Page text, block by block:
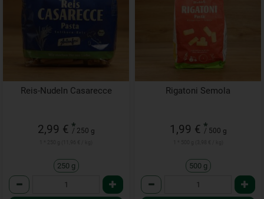
Reis-Nudeln Casarecce
2,99 € *
/ 250 g
250 g
Anzahl
Rigatoni Semola
1,99 € *
/ 500 g
500 g
Anzahl